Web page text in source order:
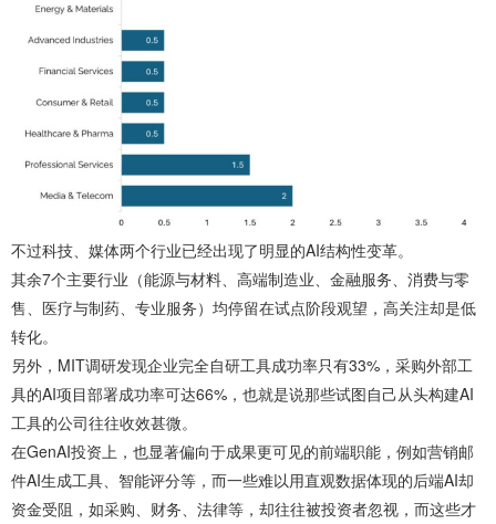
不过科技、媒体两个行业已经出现了明显的AI结构性变革。
其余7个主要行业（能源与材料、高端制造业、金融服务、消费与零
售、医疗与制药、专业服务）均停留在试点阶段观望，高关注却是低
转化。
另外，MIT调研发现企业完全自研工具成功率只有33%，采购外部工
具的AI项目部署成功率可达66%，也就是说那些试图自己从头构建AI
工具的公司往往收效甚微。
在GenAI投资上，也显著偏向于成果更可见的前端职能，例如营销邮
件AI生成工具、智能评分等，而一些难以用直观数据体现的后端AI却
资金受阻，如采购、财务、法律等，却往往被投资者忽视，而这些才